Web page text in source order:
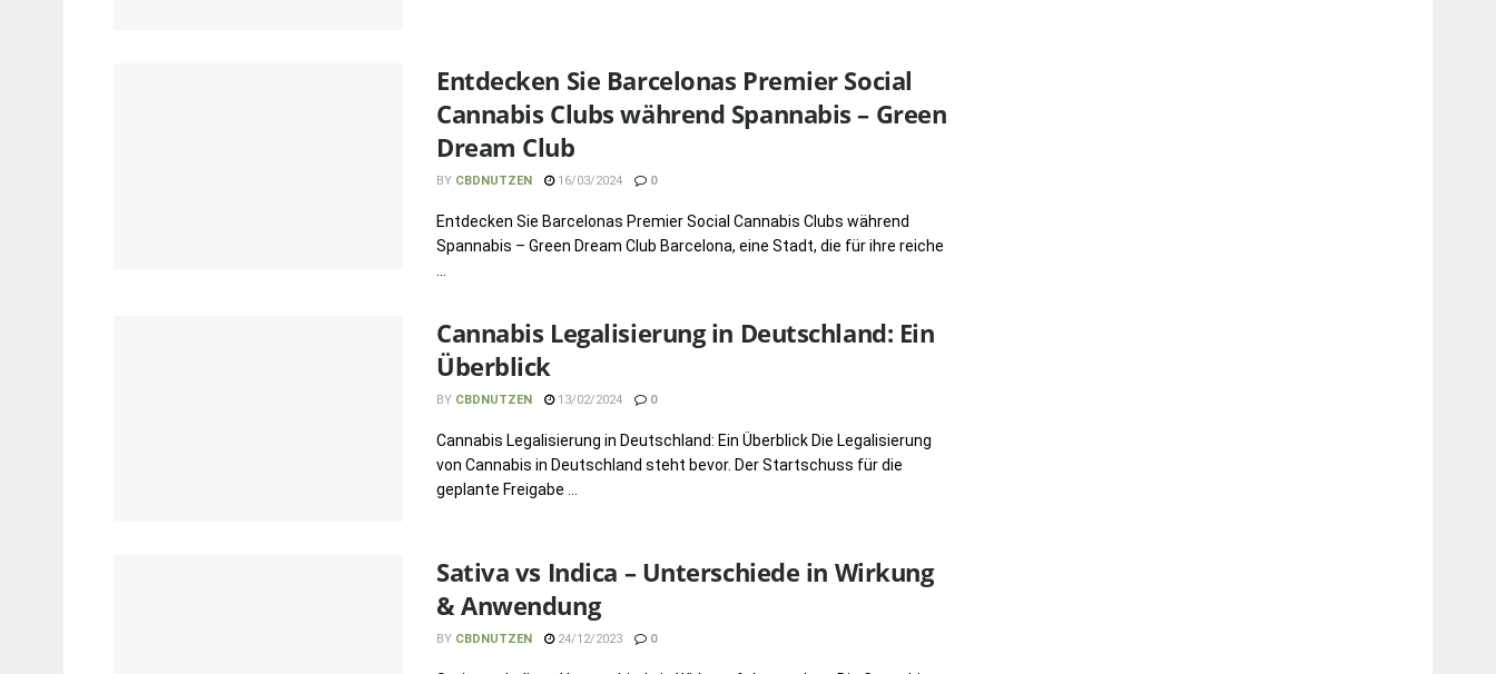
Entdecken Sie Barcelonas Premier Social
Cannabis Clubs während Spannabis – Green
Dream Club
BY CBDNUTZEN 16/03/2024 0
Entdecken Sie Barcelonas Premier Social Cannabis Clubs während
Spannabis – Green Dream Club Barcelona, eine Stadt, die für ihre reiche
Cannabis Legalisierung in Deutschland: Ein
Überblick
BY CBDNUTZEN 13/02/2024 0
Cannabis Legalisierung in Deutschland: Ein Überblick Die Legalisierung
von Cannabis in Deutschland steht bevor. Der Startschuss für die
geplante Freigabe ...
Sativa vs Indica – Unterschiede in Wirkung
& Anwendung
BY CBDNUTZEN 24/12/2023 0